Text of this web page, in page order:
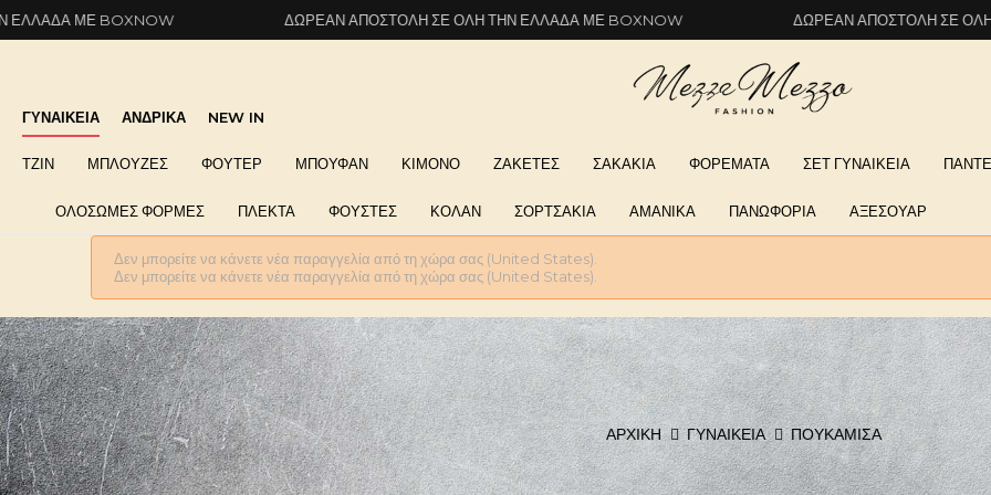
ΔΩΡΕΆΝ ΑΠΟΣΤΟΛΉ ΣΕ ΌΛΗ ΤΗΝ ΕΛΛΆΔΑ ΜΕ BOXNOW ΔΩΡΕΆΝ ΑΠΟΣΤΟΛΉ ΣΕ ΌΛΗ ΤΗΝ ΕΛΛΆΔΑ
ΓΥΝΑΙΚΕΙΑ ΑΝΔΡΙΚΑ NEW IN
ΤΖΙΝ ΜΠΛΟΥΖΕΣ ΦΟΥΤΕΡ ΜΠΟΥΦΑΝ ΚΙΜΟΝΟ ΖΑΚΕΤΕΣ ΣΑΚΑΚΙΑ ΦΟΡΕΜΑΤΑ ΣΕΤ ΓΥΝΑΙΚΕΙΑ
ΟΛΟΣΩΜΕΣ ΦΟΡΜΕΣ ΠΛΕΚΤΑ ΦΟΥΣΤΕΣ ΚΟΛΑΝ ΣΟΡΤΣΑΚΙΑ ΑΜΑΝΙΚΑ ΠΑΝΩΦΟΡΙΑ ΑΞΕΣΟΥΑΡ
Δεν μπορείτε να κάνετε νέα παραγγελία από τη χώρα σας (United States).
Δεν μπορείτε να κάνετε νέα παραγγελία από τη χώρα σας (United States).
ΑΡΧΙΚΉ ΓΥΝΑΙΚΕΊΑ ΠΟΥΚΑΜΙΣΑ